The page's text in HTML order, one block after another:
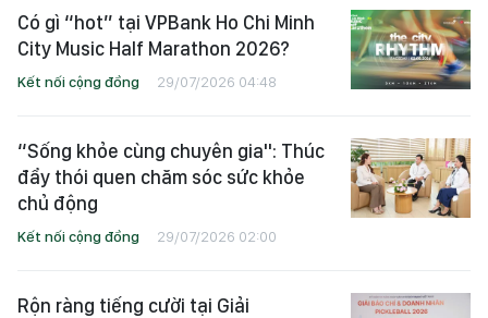
Có gì “hot” tại VPBank Ho Chi Minh
City Music Half Marathon 2026?
Kết nối cộng đồng 29/07/2026 04:48
“Sống khỏe cùng chuyên gia": Thúc
đẩy thói quen chăm sóc sức khỏe
chủ động
Kết nối cộng đồng 29/07/2026 02:00
Rộn ràng tiếng cười tại Giải